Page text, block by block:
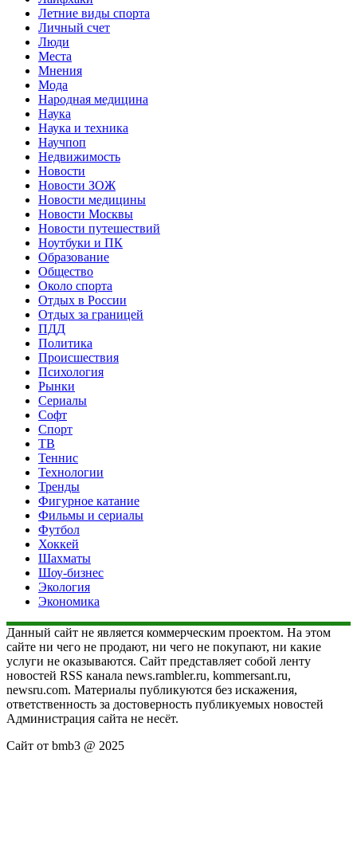
Летние виды спорта
Личный счет
Люди
Места
Мнения
Мода
Народная медицина
Наука
Наука и техника
Научпоп
Недвижимость
Новости
Новости ЗОЖ
Новости медицины
Новости Москвы
Новости путешествий
Ноутбуки и ПК
Образование
Общество
Около спорта
Отдых в России
Отдых за границей
ПДД
Политика
Происшествия
Психология
Рынки
Сериалы
Софт
Спорт
ТВ
Теннис
Технологии
Тренды
Фигурное катание
Фильмы и сериалы
Футбол
Хоккей
Шахматы
Шоу-бизнес
Экология
Экономика
Данный сайт не является коммерческим проектом. На этом
сайте ни чего не продают, ни чего не покупают, ни какие
услуги не оказываются. Сайт представляет собой ленту
новостей RSS канала news.rambler.ru, kommersant.ru,
newsru.com. Материалы публикуются без искажения,
ответственность за достоверность публикуемых новостей
Администрация сайта не несёт.
Сайт от bmb3 @ 2025